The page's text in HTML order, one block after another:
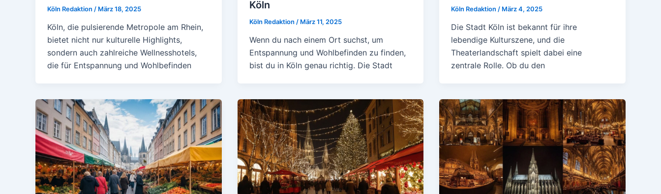
Köln Redaktion / März 18, 2025
Köln, die pulsierende Metropole am Rhein,
bietet nicht nur kulturelle Highlights,
sondern auch zahlreiche Wellnesshotels,
die für Entspannung und Wohlbefinden
Köln
Köln Redaktion / März 11, 2025
Wenn du nach einem Ort suchst, um
Entspannung und Wohlbefinden zu finden,
bist du in Köln genau richtig. Die Stadt
Köln Redaktion / März 4, 2025
Die Stadt Köln ist bekannt für ihre
lebendige Kulturszene, und die
Theaterlandschaft spielt dabei eine
zentrale Rolle. Ob du den